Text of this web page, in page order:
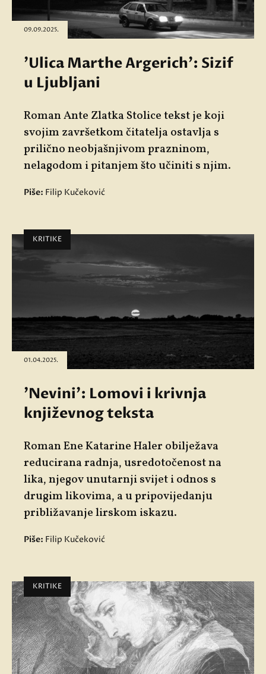
09.09.2025.
'Ulica Marthe Argerich': Sizif
u Ljubljani
RomanAnte Zlatka Stolicetekst je koji
svojim završetkom čitatelja ostavlja s
prilično neobjašnjivom prazninom,
nelagodom i pitanjem što učiniti s njim.
Piše: Filip Kučeković
KRITIKE
01.04.2025.
'Nevini': Lomovi i krivnja
književnog teksta
Roman Ene Katarine Haler obilježava
reducirana radnja, usredotočenost na
lika, njegov unutarnji svijet i odnos s
drugim likovima, a u pripovijedanju
približavanje lirskom iskazu.
Piše: Filip Kučeković
KRITIKE